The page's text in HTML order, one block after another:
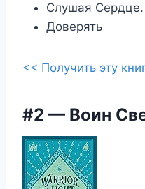
Слушая Сердце.
Доверять
<< Получить эту
#2 — Воин